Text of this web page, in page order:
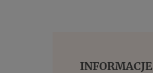
INFORMACJE